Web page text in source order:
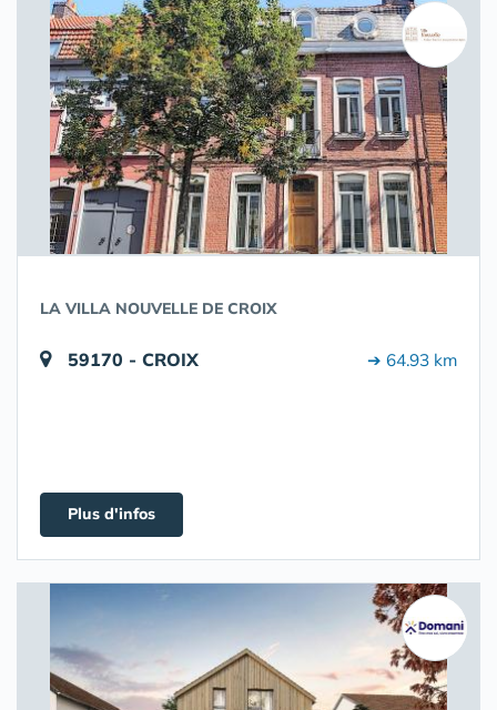
LA VILLA NOUVELLE DE CROIX
59170 - CROIX ➔ 64.93 km
Plus d'infos